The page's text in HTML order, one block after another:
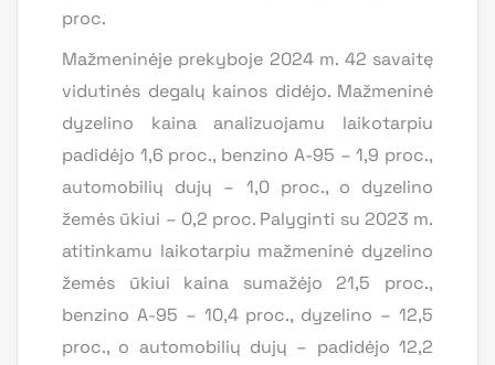
proc.
Mažmeninėje prekyboje 2024 m. 42 savaitę
vidutinės degalų kainos didėjo. Mažmeninė
dyzelino kaina analizuojamu laikotarpiu
padidėjo 1,6 proc., benzino A-95 – 1,9 proc.,
automobilių dujų – 1,0 proc., o dyzelino
žemės ūkiui – 0,2 proc. Palyginti su 2023 m.
atitinkamu laikotarpiu mažmeninė dyzelino
žemės ūkiui kaina sumažėjo 21,5 proc.,
benzino A-95 – 10,4 proc., dyzelino – 12,5
proc., o automobilių dujų – padidėjo 12,2